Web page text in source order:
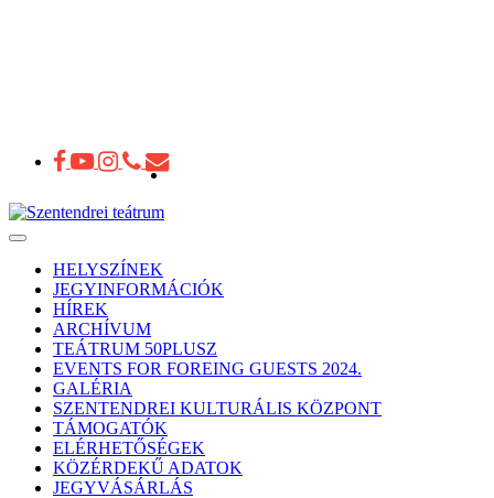
Toggle
navigationHELYSZÍNEK
JEGYINFORMÁCIÓK
HÍREK
ARCHÍVUM
TEÁTRUM 50PLUSZ
EVENTS FOR FOREING GUESTS 2024.
GALÉRIA
SZENTENDREI KULTURÁLIS KÖZPONT
TÁMOGATÓK
ELÉRHETŐSÉGEK
KÖZÉRDEKŰ ADATOK
JEGYVÁSÁRLÁS